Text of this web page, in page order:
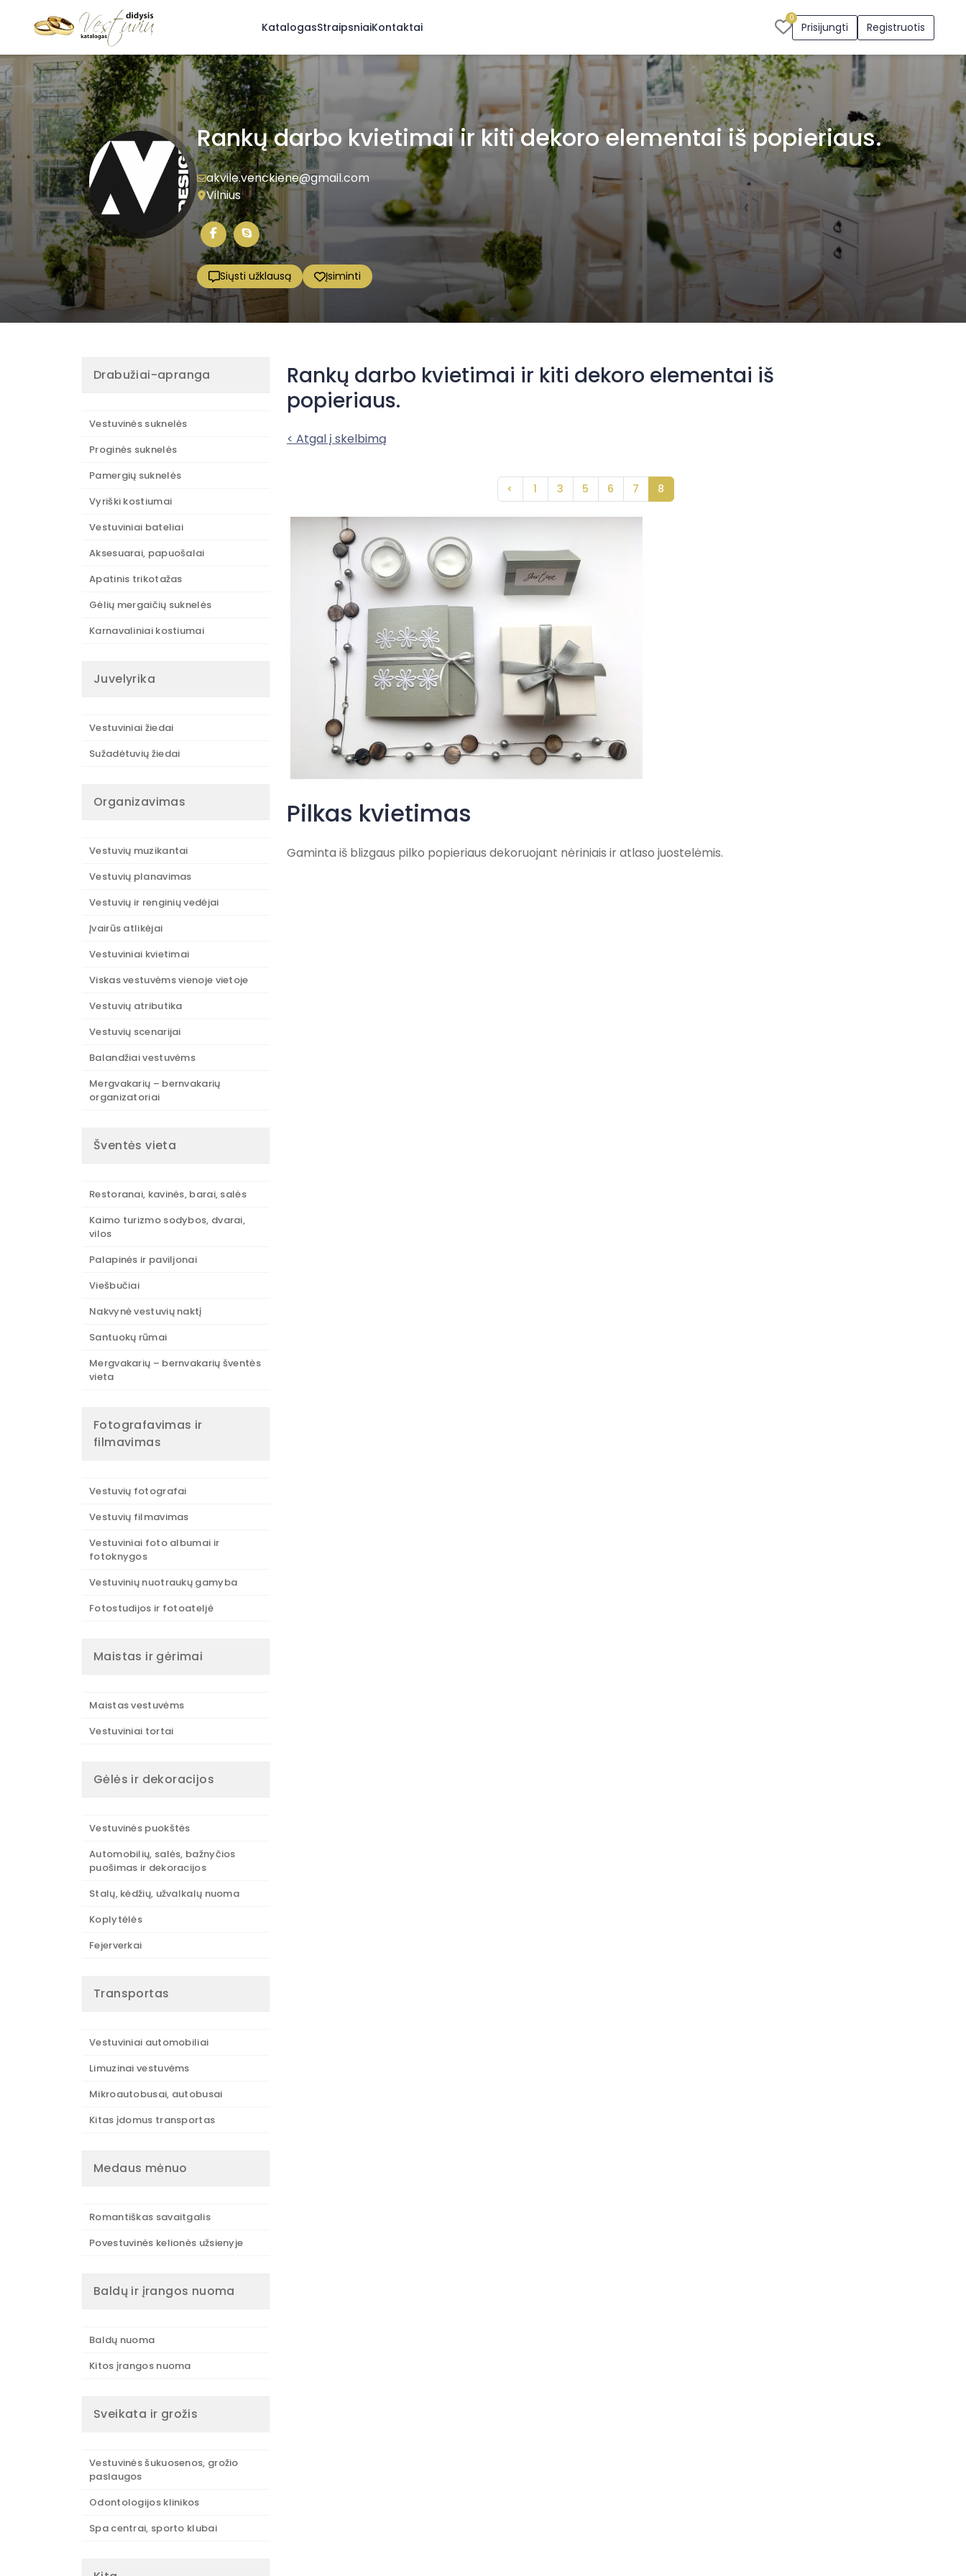
KatalogasStraipsniaiKontaktai
0
Prisijungti Registruotis
Rankų darbo kvietimai ir kiti dekoro elementai iš popieriaus.
akvile.venckiene@gmail.com
Vilnius
Siųsti užklausą Įsiminti
Drabužiai-apranga
Vestuvinės suknelės
Proginės suknelės
Pamergių suknelės
Vyriški kostiumai
Vestuviniai bateliai
Aksesuarai, papuošalai
Apatinis trikotažas
Gėlių mergaičių suknelės
Karnavaliniai kostiumai
Juvelyrika
Vestuviniai žiedai
Sužadėtuvių žiedai
Organizavimas
Vestuvių muzikantai
Vestuvių planavimas
Vestuvių ir renginių vedėjai
Įvairūs atlikėjai
Vestuviniai kvietimai
Viskas vestuvėms vienoje vietoje
Vestuvių atributika
Vestuvių scenarijai
Balandžiai vestuvėms
Mergvakarių – bernvakarių
organizatoriai
Šventės vieta
Restoranai, kavinės, barai, salės
Kaimo turizmo sodybos, dvarai,
vilos
Palapinės ir paviljonai
Viešbučiai
Nakvynė vestuvių naktį
Santuokų rūmai
Mergvakarių – bernvakarių šventės
vieta
Fotografavimas ir
filmavimas
Vestuvių fotografai
Vestuvių filmavimas
Vestuviniai foto albumai ir
fotoknygos
Vestuvinių nuotraukų gamyba
Fotostudijos ir fotoateljė
Maistas ir gėrimai
Maistas vestuvėms
Vestuviniai tortai
Gėlės ir dekoracijos
Vestuvinės puokštės
Automobilių, salės, bažnyčios
puošimas ir dekoracijos
Stalų, kėdžių, užvalkalų nuoma
Koplytėlės
Fejerverkai
Transportas
Vestuviniai automobiliai
Limuzinai vestuvėms
Mikroautobusai, autobusai
Kitas įdomus transportas
Medaus mėnuo
Romantiškas savaitgalis
Povestuvinės kelionės užsienyje
Baldų ir įrangos nuoma
Baldų nuoma
Kitos įrangos nuoma
Sveikata ir grožis
Vestuvinės šukuosenos, grožio
paslaugos
Odontologijos klinikos
Spa centrai, sporto klubai
Rankų darbo kvietimai ir kiti dekoro elementai iš
popieriaus.
< Atgal į skelbimą
< 1 3 5 6 7 8
Pilkas kvietimas
Gaminta iš blizgaus pilko popieriaus dekoruojant nėriniais ir atlaso juostelėmis.